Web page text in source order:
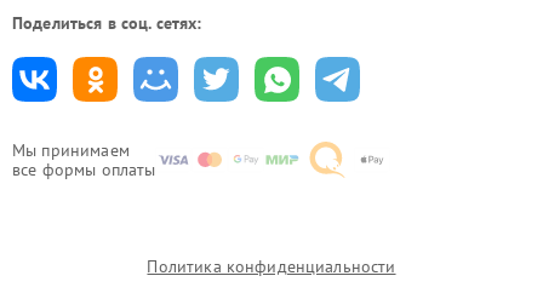
Мы принимаем
все формы оплаты
Поделиться в соц. сетях:
Политика конфиденциальности